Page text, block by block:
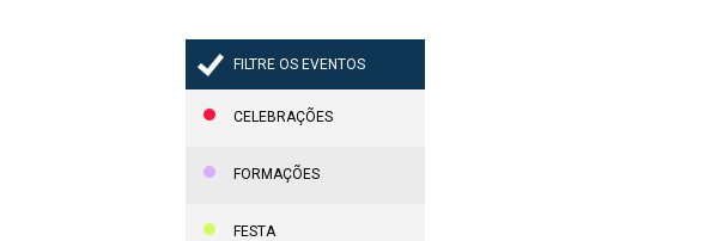
FILTRE OS EVENTOS
CELEBRAÇÕES
FORMAÇÕES
FESTA